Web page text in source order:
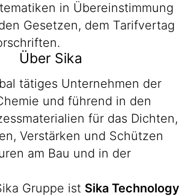
in Übereinstimmung
Gesetzen, dem Tarifvertag
Über Sika
tätiges Unternehmen der
und führend in den
für das Dichten,
Verstärken und Schützen
am Bau und in der
Gruppe ist Sika Technology